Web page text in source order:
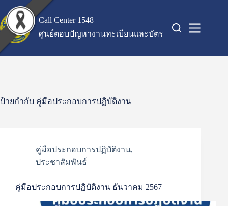
content
Call Center 1548
ศูนย์ตอบปัญหางานทะเบียนและบัตร
ป้ายกำกับ คู่มือประกอบการปฏิบัติงาน
คู่มือประกอบการปฏิบัติงาน,
ประชาสัมพันธ์
คู่มือประกอบการปฏิบัติงาน ธันวาคม 2567